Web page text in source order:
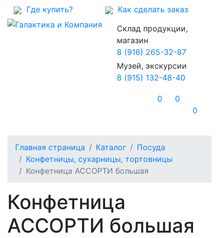
Где купить?
Как сделать заказ
Склад продукции,
магазин
8 (916) 265-32-87
Музей, экскурсии
8 (915) 132-48-40
0
0
0
Главная страница Каталог
Посуда
Конфетницы, сухарницы, тортовницы
Конфетница АССОРТИ большая
Конфетница
АССОРТИ большая